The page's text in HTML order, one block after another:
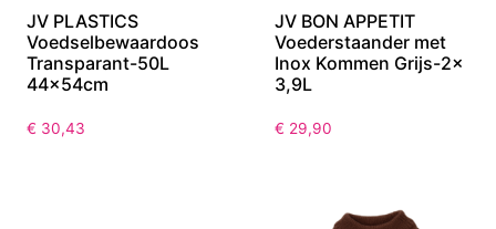
JV PLASTICS
Voedselbewaardoos
Transparant-50L
44x54cm
€ 30,43
JV BON APPETIT
Voederstaander met
Inox Kommen Grijs-2x
3,9L
€ 29,90